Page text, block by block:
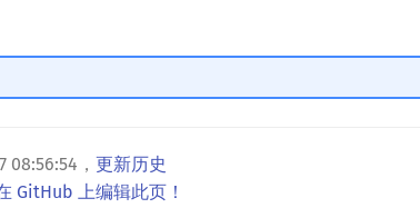
08:56:54 ， 更新历史
GitHub 上编辑此页！